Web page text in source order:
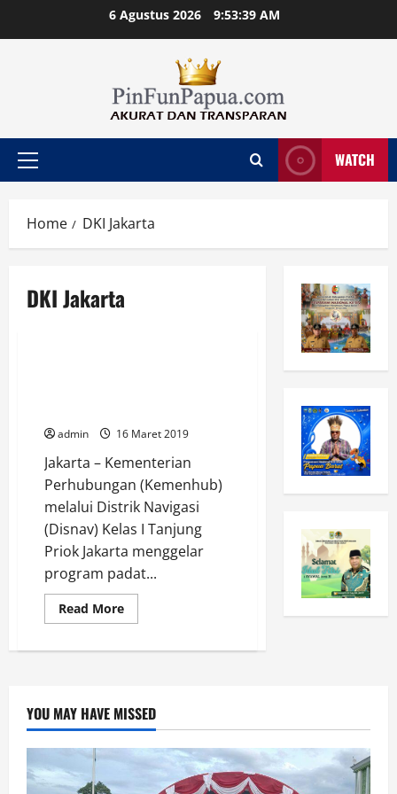
6 Agustus 2026 9:53:39 AM
Primary
WATCH
Home DKI Jakarta
DKI Jakarta
admin 16 Maret 2019
Jakarta – Kementerian
Perhubungan (Kemenhub)
melalui Distrik Navigasi
(Disnav) Kelas I Tanjung
Priok Jakarta menggelar
program padat...
Read MoreRead
more
bersih,
Priok
Ikuti
Program
Padat
Karya
YOU MAY HAVE MISSED